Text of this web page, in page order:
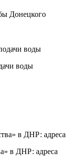
Донецкого
воды
в ДНР: адреса